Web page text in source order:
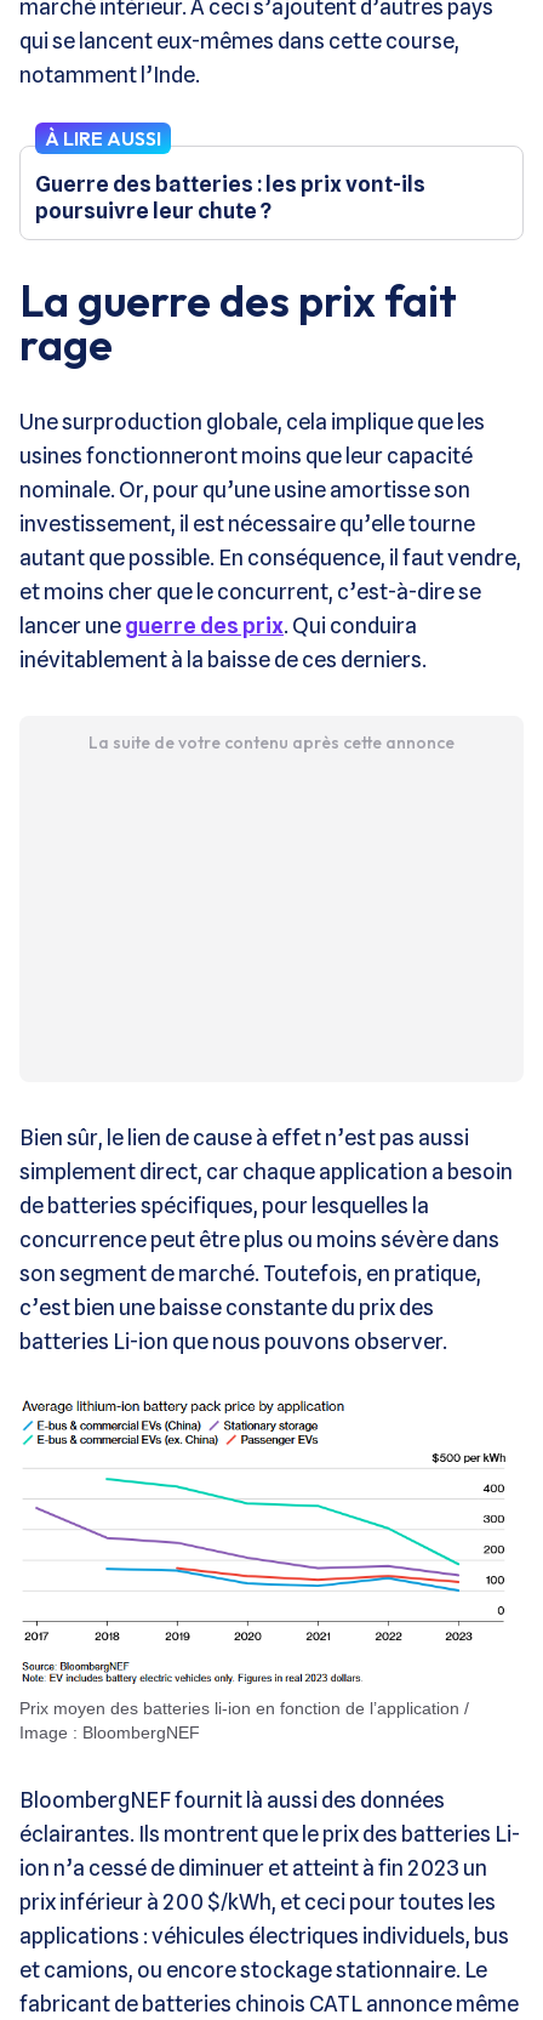
marché intérieur. À ceci s’ajoutent d’autres pays
qui se lancent eux-mêmes dans cette course,
notamment l’Inde.
À LIRE AUSSI
Guerre des batteries : les prix vont-ils
poursuivre leur chute ?
La guerre des prix fait
rage
Une surproduction globale, cela implique que les
usines fonctionneront moins que leur capacité
nominale. Or, pour qu’une usine amortisse son
investissement, il est nécessaire qu’elle tourne
autant que possible. En conséquence, il faut vendre,
et moins cher que le concurrent, c’est-à-dire se
lancer uneguerre des prix. Qui conduira
inévitablement à la baisse de ces derniers.
La suite de votre contenu après cette annonce
Bien sûr, le lien de cause à effet n’est pas aussi
simplement direct, car chaque application a besoin
de batteries spécifiques, pour lesquelles la
concurrence peut être plus ou moins sévère dans
son segment de marché. Toutefois, en pratique,
c’est bien une baisse constante du prix des
batteries Li-ion que nous pouvons observer.
Prix moyen des batteries li-ion en fonction de l’application /
Image : BloombergNEF
BloombergNEF fournit là aussi des données
éclairantes. Ils montrent que le prix des batteries Li-
ion n’a cessé de diminuer et atteint à fin 2023 un
prix inférieur à 200 $/kWh, et ceci pour toutes les
applications : véhicules électriques individuels, bus
et camions, ou encore stockage stationnaire. Le
fabricant de batteries chinois CATL annonce même